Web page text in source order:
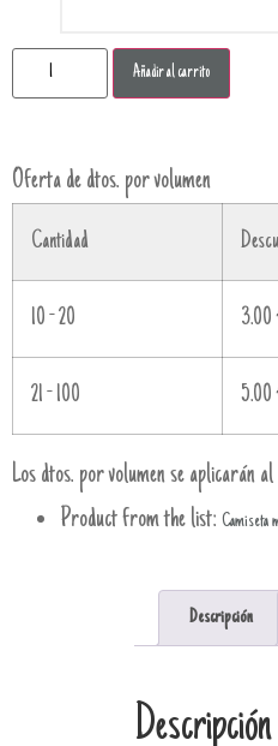
Añadir al carrito
Oferta de dtos. por volumen
Cantidad
10 - 20 3.00
21 - 100 5.00
Los dtos. por volumen se aplicarán al
Product from the list: Camiseta
Descripción
Descripción